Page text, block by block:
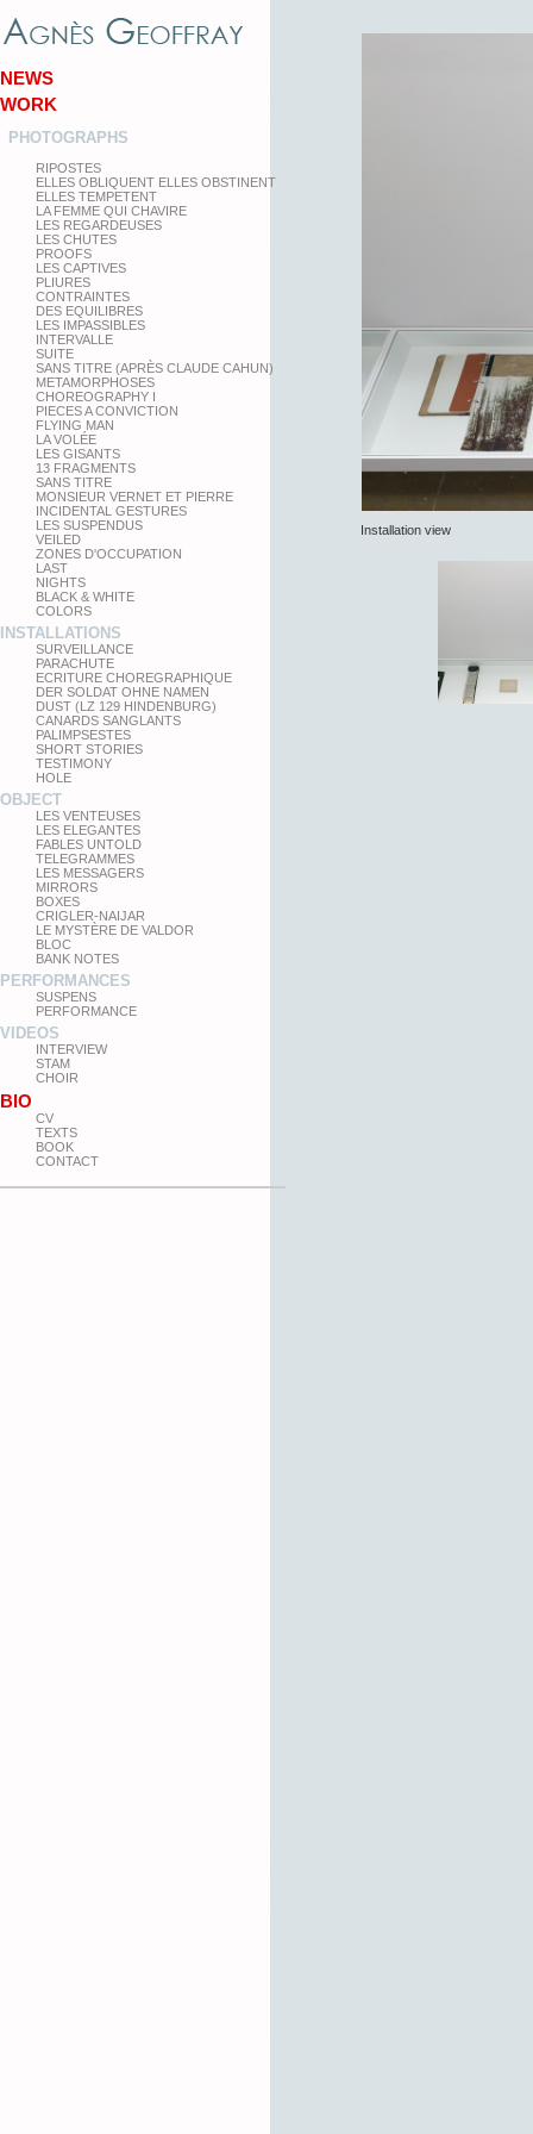
NEWS
WORK
PHOTOGRAPHS
RIPOSTES
ELLES OBLIQUENT ELLES OBSTINENT
ELLES TEMPETENT
LA FEMME QUI CHAVIRE
LES REGARDEUSES
LES CHUTES
PROOFS
LES CAPTIVES
PLIURES
CONTRAINTES
DES EQUILIBRES
LES IMPASSIBLES
INTERVALLE
SUITE
SANS TITRE (APRÈS CLAUDE CAHUN)
METAMORPHOSES
CHOREOGRAPHY I
PIECES A CONVICTION
FLYING MAN
LA VOLÉE
LES GISANTS
13 FRAGMENTS
SANS TITRE
MONSIEUR VERNET ET PIERRE
INCIDENTAL GESTURES
LES SUSPENDUS
VEILED
ZONES D'OCCUPATION
LAST
NIGHTS
BLACK & WHITE
COLORS
INSTALLATIONS
SURVEILLANCE
PARACHUTE
ECRITURE CHOREGRAPHIQUE
DER SOLDAT OHNE NAMEN
DUST (LZ 129 HINDENBURG)
CANARDS SANGLANTS
PALIMPSESTES
SHORT STORIES
TESTIMONY
HOLE
OBJECT
LES VENTEUSES
LES ELEGANTES
FABLES UNTOLD
TELEGRAMMES
LES MESSAGERS
MIRRORS
BOXES
CRIGLER-NAIJAR
LE MYSTÈRE DE VALDOR
BLOC
BANK NOTES
PERFORMANCES
SUSPENS
PERFORMANCE
VIDEOS
INTERVIEW
STAM
CHOIR
BIO
CV
TEXTS
BOOK
CONTACT
Installation view